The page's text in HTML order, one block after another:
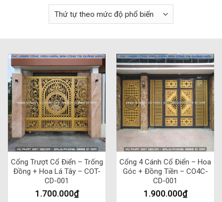
Cổng Trượt Cổ Điển – Trống
Đồng + Hoa Lá Tây – COT-
CD-001
1.700.000₫
Cổng 4 Cánh Cổ Điển – Hoa
Góc + Đồng Tiền – CO4C-
CD-001
1.900.000₫